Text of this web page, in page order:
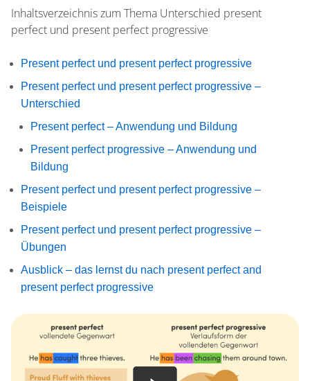
Inhaltsverzeichnis zum Thema Unterschied present
perfect und present perfect progressive
Present perfect und present perfect progressive
Present perfect und present perfect progressive –
Unterschied
Present perfect – Anwendung und Bildung
Present perfect progressive – Anwendung und
Bildung
Present perfect und present perfect progressive –
Beispiele
Present perfect und present perfect progressive –
Übungen
Ausblick – das lernst du nach present perfect and
present perfect progressive